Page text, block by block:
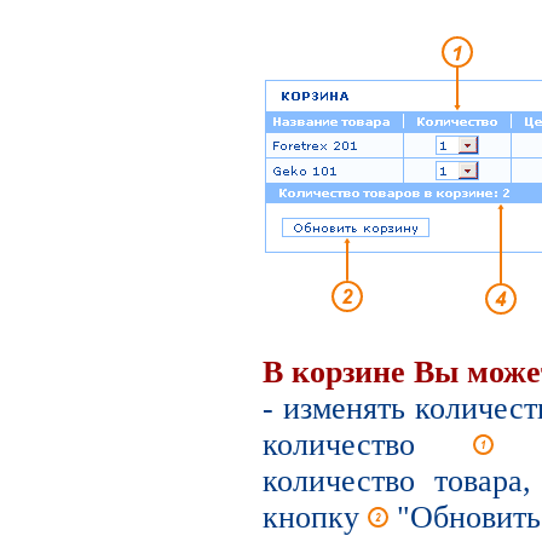
В корзине Вы
- изменять
количество
количество
кнопку